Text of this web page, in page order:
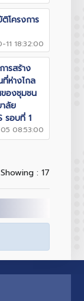
โครงการ
11 18:32:00
ารสร้าง
ห่างไกล
องชุมชน
ลัย
รอบที่ 1
08:53:00
Showing : 17